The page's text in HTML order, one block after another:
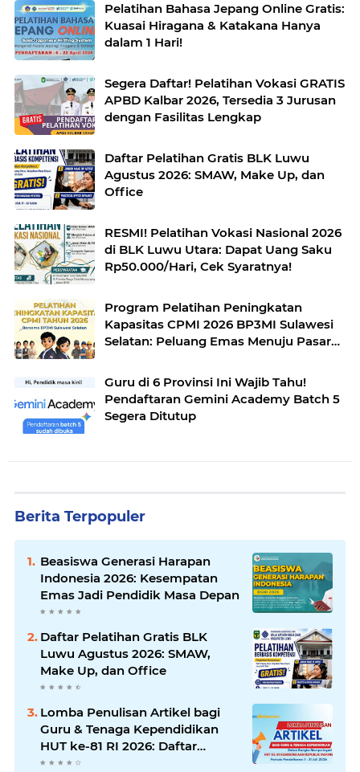
Pelatihan Bahasa Jepang Online Gratis:
Kuasai Hiragana & Katakana Hanya
dalam 1 Hari!
Segera Daftar! Pelatihan Vokasi GRATIS
APBD Kalbar 2026, Tersedia 3 Jurusan
dengan Fasilitas Lengkap
Daftar Pelatihan Gratis BLK Luwu
Agustus 2026: SMAW, Make Up, dan
Office
RESMI! Pelatihan Vokasi Nasional 2026
di BLK Luwu Utara: Dapat Uang Saku
Rp50.000/Hari, Cek Syaratnya!
Program Pelatihan Peningkatan
Kapasitas CPMI 2026 BP3MI Sulawesi
Selatan: Peluang Emas Menuju Pasar
Guru di 6 Provinsi Ini Wajib Tahu!
Pendaftaran Gemini Academy Batch 5
Segera Ditutup
Berita Terpopuler
Beasiswa Generasi Harapan
Indonesia 2026: Kesempatan
Emas Jadi Pendidik Masa Depan
Daftar Pelatihan Gratis BLK
Luwu Agustus 2026: SMAW,
Make Up, dan Office
Lomba Penulisan Artikel bagi
Guru & Tenaga Kependidikan
HUT ke-81 RI 2026: Daftar
Sekarang!